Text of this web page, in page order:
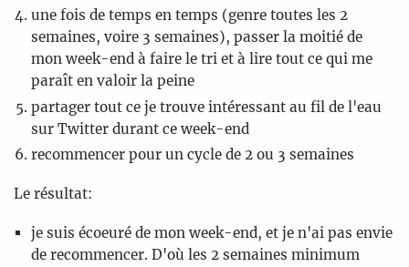
une fois de temps en temps (genre toutes les 2
semaines, voire 3 semaines), passer la moitié de
mon week-end à faire le tri et à lire tout ce qui me
paraît en valoir la peine
partager tout ce je trouve intéressant au fil de l'eau
sur Twitter durant ce week-end
recommencer pour un cycle de 2 ou 3 semaines
Le résultat:
je suis écoeuré de mon week-end, et je n'ai pas envie
de recommencer. D'où les 2 semaines minimum